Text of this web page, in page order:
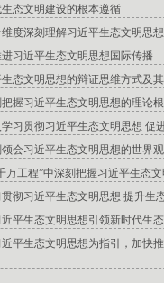
态文明建设的根本遵循
度深刻理解习近平生态文明思想
习近平生态文明思想国际传播
态文明思想的辩证思维方式及
握习近平生态文明思想的理论
习贯彻习近平生态文明思想 促
会习近平生态文明思想的世界
万工程”中深刻把握习近平生态
彻习近平生态文明思想 提升生
平生态文明思想引领新时代生
平生态文明思想为指引，加快